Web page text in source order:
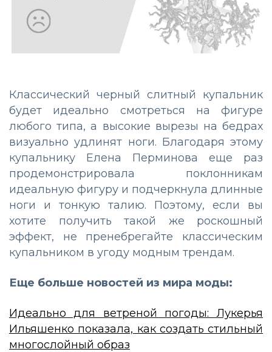
Классический черный слитный купальник
будет идеально смотреться на фигуре
любого типа, а высокие вырезы на бедрах
визуально удлинят ноги. Благодаря этому
купальнику Елена Перминова еще раз
продемонстрировала поклонникам
идеальную фигуру и подчеркнула длинные
ноги и тонкую талию. Поэтому, если вы
хотите получить такой же роскошный
эффект, не пренебрегайте классическим
купальником в угоду модным трендам.
Еще больше новостей из мира моды:
Идеально для ветреной погоды: Лукерья
Ильяшенко показала, как создать стильный
многослойный образ